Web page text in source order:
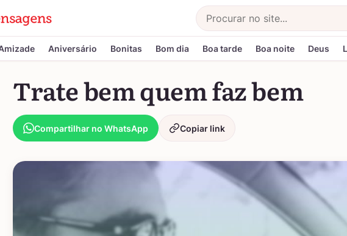
Buscar
Aniversário Bonitas Bom dia Boa tarde Boa noite Deus
Trate bem quem faz bem
Compartilhar no WhatsApp Copiar link